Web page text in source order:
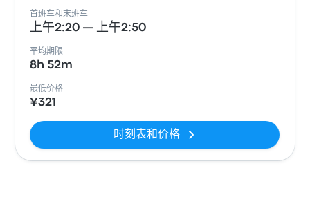
首班车和末班车
上午2:20 — 上午2:50
平均期限
8h 52m
最低价格
¥321
时刻表和价格